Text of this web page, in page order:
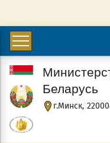
г.Минск,
Беларусь